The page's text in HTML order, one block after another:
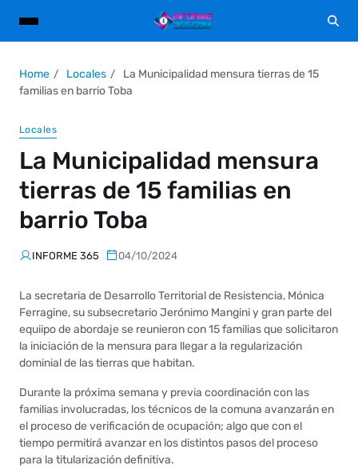
Home Locales
La Municipalidad mensura tierras de 15
familias en barrio Toba
Locales
La Municipalidad mensura
tierras de 15 familias en
barrio Toba
INFORME 365 04/10/2024
La secretaria de Desarrollo Territorial de Resistencia, Mónica
Ferragine, su subsecretario Jerónimo Mangini y gran parte del
equiipo de abordaje se reunieron con 15 familias que solicitaron
la iniciación de la mensura para llegar a la regularización
dominial de las tierras que habitan.
Durante la próxima semana y previa coordinación con las
familias involucradas, los técnicos de la comuna avanzarán en
el proceso de verificación de ocupación; algo que con el
tiempo permitirá avanzar en los distintos pasos del proceso
para la titularización definitiva.